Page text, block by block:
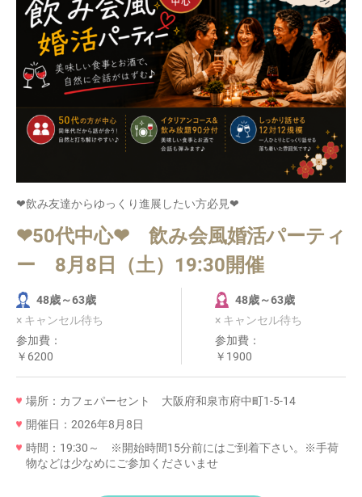
❤飲み友達からゆっくり進展したい方必見❤
❤50代中心❤ 飲み会風婚活パーティ
ー 8月8日（土）19:30開催
48歳～63歳
× キャンセル待ち
参加費：
￥6200
48歳～63歳
× キャンセル待ち
参加費：
￥1900
場所：カフェパーセント 大阪府和泉市府中町1-5-14
開催日：2026年8月8日
時間：19:30～ ※開始時間15分前にはご到着下さい。※手荷
物などは少なめにご参加くださいませ